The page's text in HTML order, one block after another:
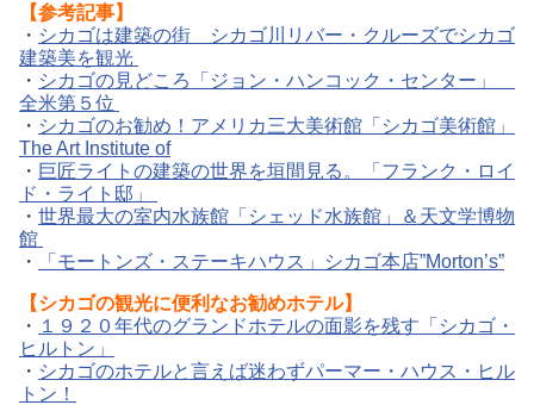
【参考記事】
・ シカゴは建築の街 シカゴ川リバー・クルーズでシカゴ
建築美を観光
・ シカゴの見どころ「ジョン・ハンコック・センター」
全米第５位
・ シカゴのお勧め！アメリカ三大美術館「シカゴ美術館」
The Art Institute of
・ 巨匠ライトの建築の世界を垣間見る。「フランク・ロイ
ド・ライト邸」
・ 世界最大の室内水族館「シェッド水族館」＆天文学博物
館
・
「モートンズ・ステーキハウス」シカゴ本店”Morton’s”
【シカゴの観光に便利なお勧めホテル】
・ １９２０年代のグランドホテルの面影を残す「シカゴ・
ヒルトン」
・ シカゴのホテルと言えば迷わずパーマー・ハウス・ヒル
トン！